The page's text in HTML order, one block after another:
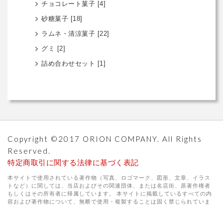
チョコレート菓子 [4]
砂糖菓子 [18]
ラムネ・清涼菓子 [22]
グミ [2]
詰め合わせセット [1]
Copyright ©2017 ORION COMPANY. All Rights
Reserved.
特定商取引に関する法律に基づく表記
本サイトで使用されている著作物（写真、ロゴマーク、図形、文章、イラス
トなど）に関しては、当店およびその関連団体、または名店街、原著作権者
もしくはその所有者に帰属しています。 本サイトに掲載しているすべての内
容および著作物について、無断で使用・複製することは固く禁じられていま